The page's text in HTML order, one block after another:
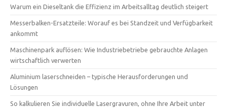
Warum ein Dieseltank die Effizienz im Arbeitsalltag deutlich steigert
Messerbalken-Ersatzteile: Worauf es bei Standzeit und Verfügbarkeit
ankommt
Maschinenpark auflösen: Wie Industriebetriebe gebrauchte Anlagen
wirtschaftlich verwerten
Aluminium laserschneiden – typische Herausforderungen und
Lösungen
So kalkulieren Sie individuelle Lasergravuren, ohne Ihre Arbeit unter